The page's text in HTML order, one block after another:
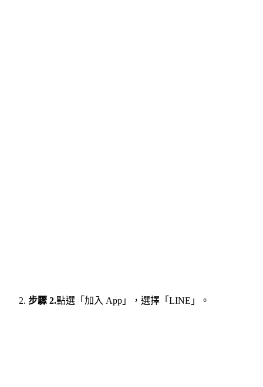
步驟 2.點選「加入 App」，選擇「LINE」。